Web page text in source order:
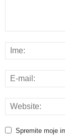
Spremite moje